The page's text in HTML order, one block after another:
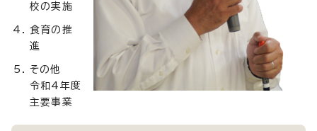
校の実施
食育の推
進
その他
令和4年度
主要事業